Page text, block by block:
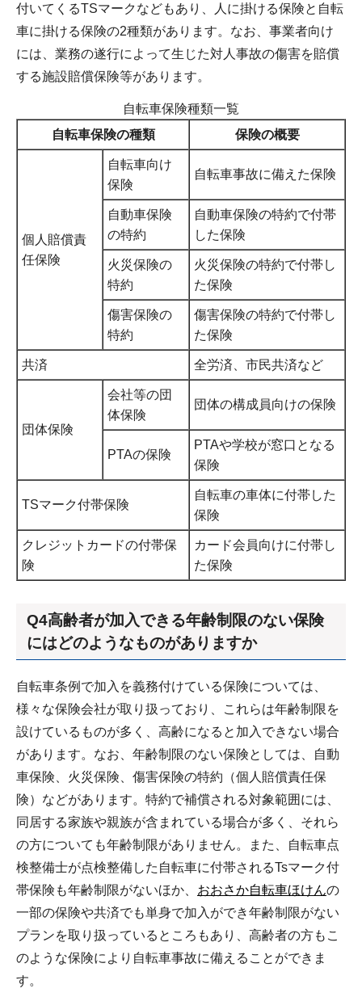
付いてくるTSマークなどもあり、人に掛ける保険と自転
車に掛ける保険の2種類があります。なお、事業者向け
には、業務の遂行によって生じた対人事故の傷害を賠償
する施設賠償保険等があります。
自転車保険種類一覧
自転車保険の種類
保険の概要
個人賠償責
任保険
自転車向け
保険
自転車事故に備えた保険
自動車保険
の特約
自動車保険の特約で付帯
した保険
火災保険の
特約
火災保険の特約で付帯し
た保険
傷害保険の
特約
傷害保険の特約で付帯し
た保険
共済 全労済、市民共済など
団体保険
会社等の団
体保険
団体の構成員向けの保険
PTAの保険
PTAや学校が窓口となる
保険
TSマーク付帯保険
自転車の車体に付帯した
保険
クレジットカードの付帯保
険
カード会員向けに付帯し
た保険
Q4高齢者が加入できる年齢制限のない保険
にはどのようなものがありますか
自転車条例で加入を義務付けている保険については、
様々な保険会社が取り扱っており、これらは年齢制限を
設けているものが多く、高齢になると加入できない場合
があります。なお、年齢制限のない保険としては、自動
車保険、火災保険、傷害保険の特約（個人賠償責任保
険）などがあります。特約で補償される対象範囲には、
同居する家族や親族が含まれている場合が多く、それら
の方についても年齢制限がありません。また、自転車点
検整備士が点検整備した自転車に付帯されるTsマーク付
帯保険も年齢制限がないほか、 おおさか自転車ほけんの
一部の保険や共済でも単身で加入ができ年齢制限がない
プランを取り扱っているところもあり、高齢者の方もこ
のような保険により自転車事故に備えることができま
す。